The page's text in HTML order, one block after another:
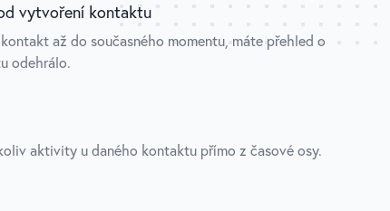
vytvoření kontaktu
až do současného momentu, máte přehled o
odehrálo.
aktivity u daného kontaktu přímo z časové osy.